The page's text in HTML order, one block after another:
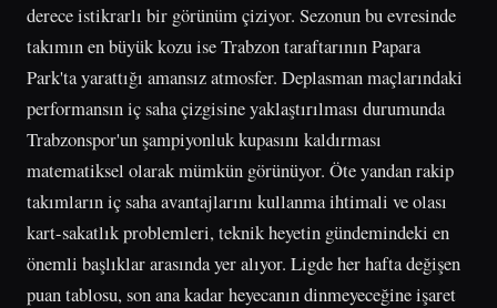
derece istikrarlı bir görünüm çiziyor. Sezonun bu evresinde
takımın en büyük kozu ise Trabzon taraftarının Papara
Park'ta yarattığı amansız atmosfer. Deplasman maçlarındaki
performansın iç saha çizgisine yaklaştırılması durumunda
Trabzonspor'un şampiyonluk kupasını kaldırması
matematiksel olarak mümkün görünüyor. Öte yandan rakip
takımların iç saha avantajlarını kullanma ihtimali ve olası
kart-sakatlık problemleri, teknik heyetin gündemindeki en
önemli başlıklar arasında yer alıyor. Ligde her hafta değişen
puan tablosu, son ana kadar heyecanın dinmeyeceğine işaret